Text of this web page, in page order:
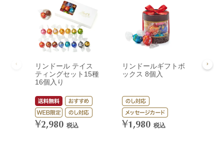
リンドール テイス
ティングセット15種
16個入り
¥2,980 税込
リンドールギフトボ
ックス 8個入
¥1,980 税込
リ